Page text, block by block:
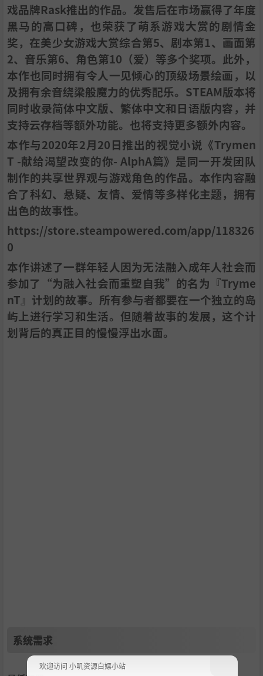
戏品牌Rask推出的作品。发售后在市场赢得了年度
黑马的高口碑，也荣获了萌系游戏大赏的剧情金
奖，在美少女游戏大赏综合第5、剧本第1、画面第
2、音乐第6、角色第10（爱）等多个奖项。此外，
本作也同时拥有令人一见倾心的顶级场景绘画，以
及拥有余音绕梁般魔力的优秀配乐。STEAM版本将
同时收录简体中文版、繁体中文和日语版内容，并
支持云存档等额外功能。也将支持更多额外内容。
本作与2020年2月20日推出的视觉小说《Trymen
T -献给渴望改变的你- AlphA篇》是同一开发团队
制作的共享世界观与游戏角色的作品。本作内容融
合了科幻、悬疑、友情、爱情等多样化主题，拥有
出色的故事性。
https://store.steampowered.com/app/118326
0
本作讲述了一群年轻人因为无法融入成年人社会而
参加了“为融入社会而重塑自我”的名为『Tryme
nT』计划的故事。所有参与者都要在一个独立的岛
屿上进行学习和生活。但随着故事的发展，这个计
划背后的真正目的慢慢浮出水面。
系统需求
欢迎访问 小叽资源白嫖小站